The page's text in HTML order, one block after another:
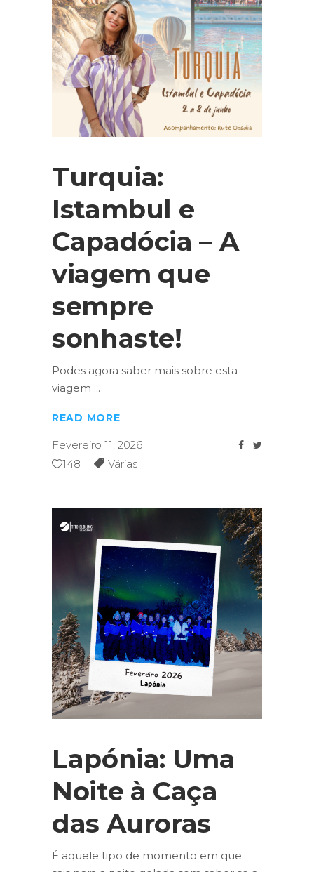
Turquia:
Istambul e
Capadócia – A
viagem que
sempre
sonhaste!
Podes agora saber mais sobre esta
viagem
READ MORE
Fevereiro 11, 2026
148
Várias
Lapónia: Uma
Noite à Caça
das Auroras
É aquele tipo de momento em que